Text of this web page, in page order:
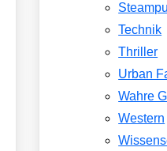
Technik
Thriller
Urban
Wahre
Western